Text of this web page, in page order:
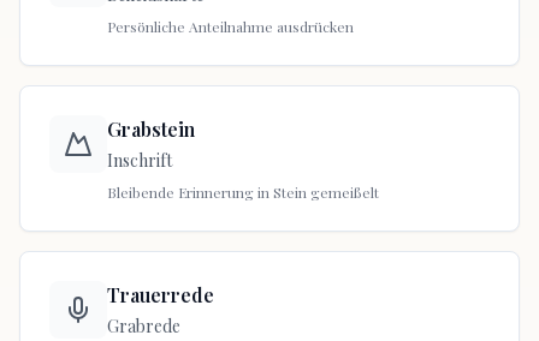
Persönliche Anteilnahme ausdrücken
Grabstein
Inschrift
Bleibende Erinnerung in Stein gemeißelt
Trauerrede
Grabrede